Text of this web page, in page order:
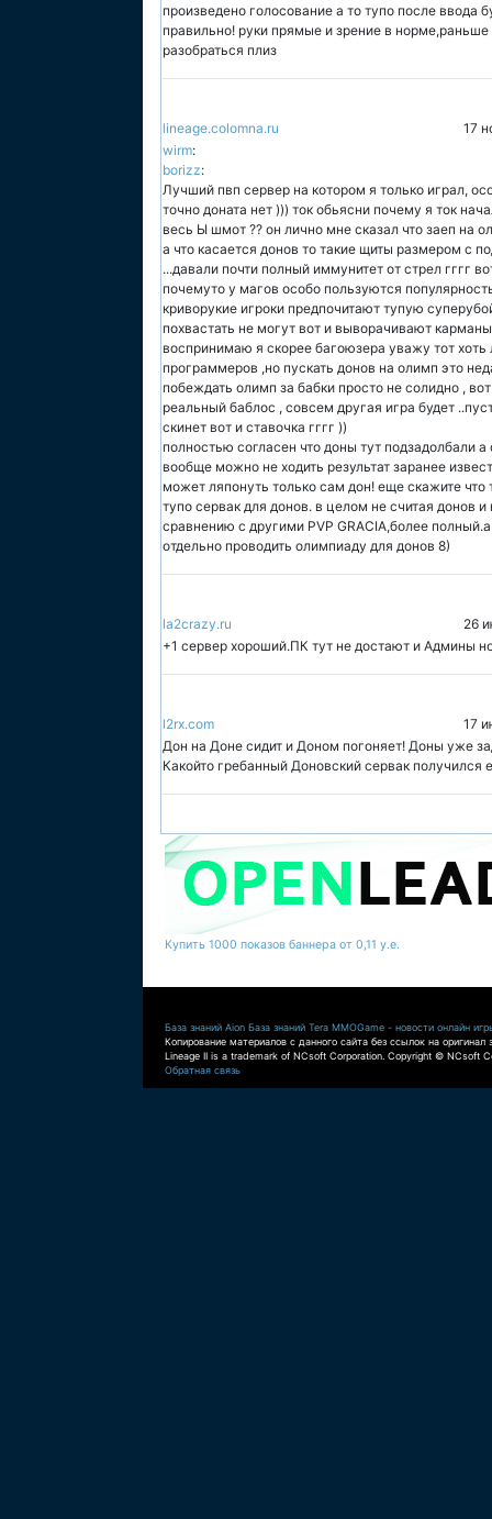
произведено голосование а то тупо после ввода
правильно! руки прямые и зрение в
разобраться плиз
lineage.colomna.ru
17
wirm:
borizz:
Лучший пвп сервер на котором я только играл,
точно доната нет ))) ток обьясни почему я ток
весь Ы шмот ?? он лично мне сказал что заеп на
а что касается донов то такие щиты размером с
...давали почти полный иммунитет от стрел гггг
почемуто у магов особо пользуются
криворукие игроки предпочитают тупую
похвастать не могут вот и выворачивают
воспринимаю я скорее багоюзера уважу тот
программеров ,но пускать донов на олимп это
побеждать олимп за бабки просто не солидно ,
реальный баблос , совсем другая игра будет
скинет вот и ставочка гггг ))
полностью согласен что доны тут подзадолбали
вообще можно не ходить результат заранее
может ляпонуть только сам дон! еще скажите
тупо сервак для донов. в целом не считая донов
сравнению с другими PVP GRACIA,более
отдельно проводить олимпиаду для донов 8)
la2crazy.ru
26
+1 сервер хороший.ПК тут не достают и Админы
l2rx.com
17
Дон на Доне сидит и Доном погоняет! Доны уже
Какойто гребанный Доновский сервак получился
Купить 1000 показов баннера от 0,11 у.е.
База знаний Aion База знаний Tera MMOGame - новости онлайн
Копирование материалов с данного сайта без ссылок на оригинал
Lineage II is a trademark of NCsoft Corporation. Copyright © NCsoft
Обратная связь